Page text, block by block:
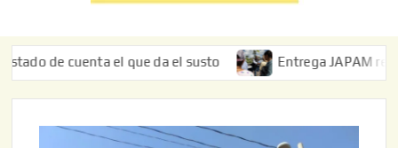
cuenta el que da el susto Entrega JAPAM